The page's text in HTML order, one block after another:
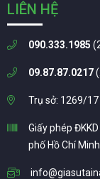
LIÊN HỆ
090.333.1985
09.87.87.0217
Trụ sở: 1269/17
Giấy phép
phố Hồ Chí